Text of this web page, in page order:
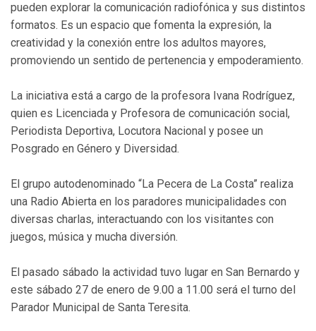
pueden explorar la comunicación radiofónica y sus distintos
formatos. Es un espacio que fomenta la expresión, la
creatividad y la conexión entre los adultos mayores,
promoviendo un sentido de pertenencia y empoderamiento.
La iniciativa está a cargo de la profesora Ivana Rodríguez,
quien es Licenciada y Profesora de comunicación social,
Periodista Deportiva, Locutora Nacional y posee un
Posgrado en Género y Diversidad.
El grupo autodenominado “La Pecera de La Costa” realiza
una Radio Abierta en los paradores municipalidades con
diversas charlas, interactuando con los visitantes con
juegos, música y mucha diversión.
El pasado sábado la actividad tuvo lugar en San Bernardo y
este sábado 27 de enero de 9.00 a 11.00 será el turno del
Parador Municipal de Santa Teresita.